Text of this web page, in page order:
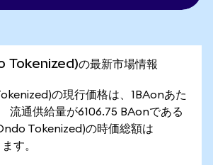
の最新市場情報
の現行価格は、1BAonあた
流通供給量が6106.75 BAonである
Tokenized)の時価総額は
す。